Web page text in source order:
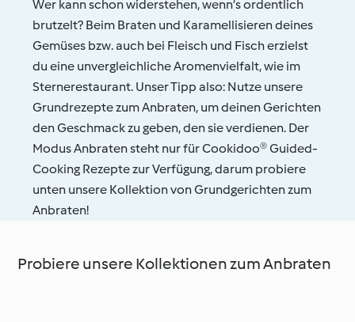
Wer kann schon widerstehen, wenn’s ordentlich
brutzelt? Beim Braten und Karamellisieren deines
Gemüses bzw. auch bei Fleisch und Fisch erzielst
du eine unvergleichliche Aromenvielfalt, wie im
Sternerestaurant. Unser Tipp also: Nutze unsere
Grundrezepte zum Anbraten, um deinen Gerichten
den Geschmack zu geben, den sie verdienen. Der
Modus Anbraten steht nur für Cookidoo® Guided-
Cooking Rezepte zur Verfügung, darum probiere
unten unsere Kollektion von Grundgerichten zum
Anbraten!
Probiere unsere Kollektionen zum Anbraten